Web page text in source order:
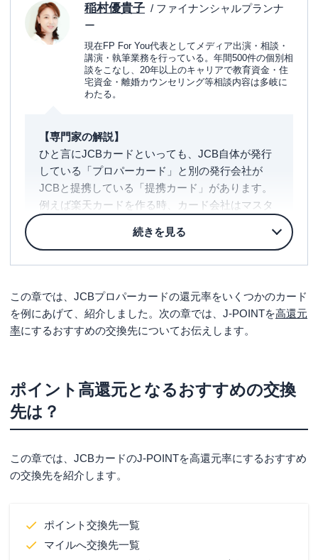
生の方。
■公的証書（住民票の写しあるいは印
鑑登録証明書）の原本いずれか1点
か、下記のコピーいずれか2点 ・住民
表の写し ・印鑑登録証明書 ・運転免
稲村優貴子 / ファイナンシャルプランナ
ー
現在FP For You代表としてメディア出演・相談・
講演・執筆業務を行っている。年間500件の個別相
談をこなし、20年以上のキャリアで教育資金・住
宅資金・離婚カウンセリング等相談内容は多岐に
わたる。
【専門家の解説】
ひと言にJCBカードといっても、JCB自体が発行
している「プロパーカード」と別の発行会社が
JCBと提携している「提携カード」があります。
例えば楽天カードを作る時、カード会社はマスタ
カードだけれどどこのカード会社と提携させるか
大きな違いは、
JCBの「プロパーカード」ならJ-
POINTで貯まり、 「提携カード」ならその発行会
社のポイント
で貯まることです。
ます。
どのJCBカードを持つかは自分のライフスタイル
ントをどのように利用するか具体的にイメージし
て選ぶとよいでしょう。
「JCB カード W」です。
できませんが、年会費無料で還元率は1％。
この章では、JCBプロパーカードの還元率をいくつかのカード
を例にあげて、紹介しました。次の章では、J-POINTを高還元
率にするおすすめの交換先についてお伝えします。
ポイント高還元となるおすすめの交換
先は？
この章では、JCBカードのJ-POINTを高還元率にするおすすめ
の交換先を紹介します。
ポイント交換先一覧
マイルへ交換先一覧